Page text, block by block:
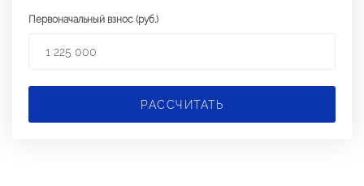
Первоначальный взнос (руб.)
РАССЧИТАТЬ